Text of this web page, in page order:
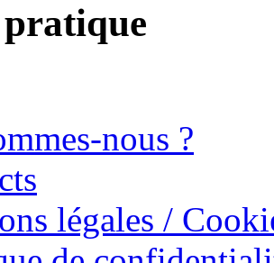
pratique
nous ?
légales /